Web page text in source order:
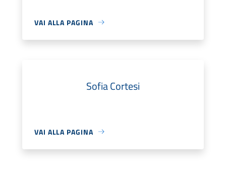
VAI ALLA PAGINA
Sofia Cortesi
VAI ALLA PAGINA